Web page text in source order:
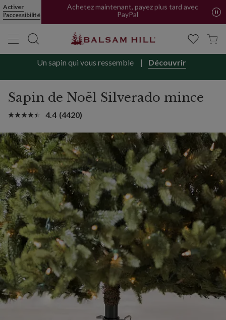
Activer
l'accessibilité
Achetez maintenant, payez plus tard avec
PayPal
Un sapin qui vous ressemble Découvrir
Sapin de Noël Silverado mince
4.4 (4420)